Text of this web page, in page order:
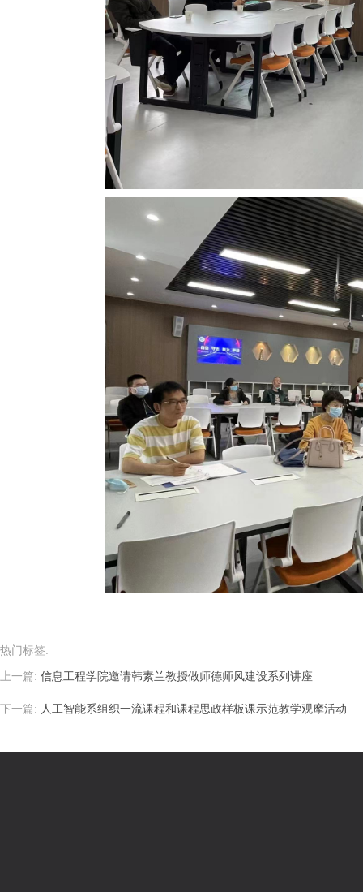
热门标签:
上一篇: 信息工程学院邀请韩素兰教授做师德师风建设系列讲座
下一篇: 人工智能系组织一流课程和课程思政样板课示范教学观摩活动